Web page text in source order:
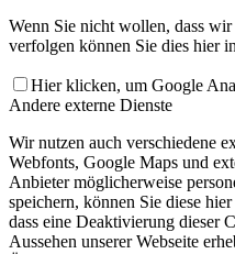
Wenn Sie nicht wollen, dass
verfolgen können Sie dies hier
Hier klicken, um Google
Andere externe Dienste
Wir nutzen auch verschiedene
Webfonts, Google Maps und
Anbieter möglicherweise
speichern, können Sie diese
dass eine Deaktivierung dieser
Aussehen unserer Webseite